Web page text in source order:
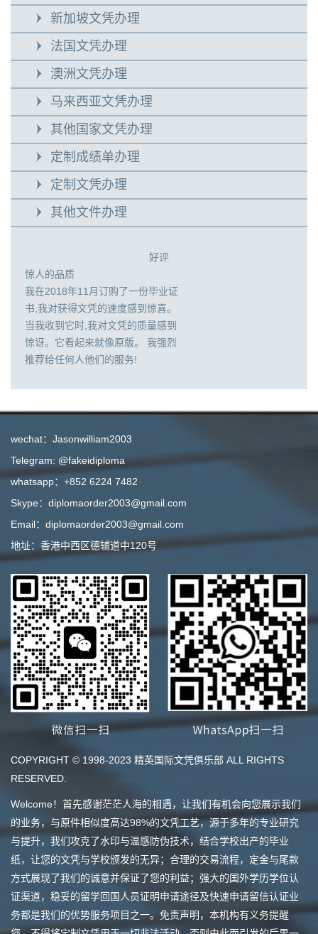
新加坡文凭办理
法国文凭办理
澳洲文凭办理
马来西亚文凭办理
其他国家文凭办理
定制成绩单办理
定制文凭办理
其他文件办理
好评
惊人的品质
我在2018年11月订购了一份毕业证
书,我对获得文凭的速度感到惊喜。
当我收到它时,我对文凭的质量感到
惊讶。它看起来就像原版。 我强烈
推荐给任何人他们的服务!
wechat：Jasonwilliam2003
Telegram: @fakeidiploma
whatsapp：+852 6224 7482
Skype：diplomaorder2003@gmail.com
Email：diplomaorder2003@gmail.com
地址：香港中西区德辅道中120号
COPYRIGHT © 1998-2023 精英国际文凭俱乐部 ALL RIGHTS
RESERVED.
Welcome！首先感谢茫茫人海的相遇，让我们有机会向您展示我们
的业务，与原件相似度高达98%的文凭工艺，源于多年的专业研究
与提升，我们攻克了水印与温感防伪技术，结合学校出产的毕业
纸，让您的文凭与学校颁发的无异；合理的交易流程，定金与尾款
方式展现了我们的诚意并保证了您的利益；强大的国外学历学位认
证渠道，稳妥的留学回国人员证明申请途径及快速申请留信认证业
务都是我们的优势服务项目之一。免责声明，本机构有义务提醒